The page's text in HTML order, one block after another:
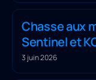
Chasse aux
Sentinel et
3 juin 2026